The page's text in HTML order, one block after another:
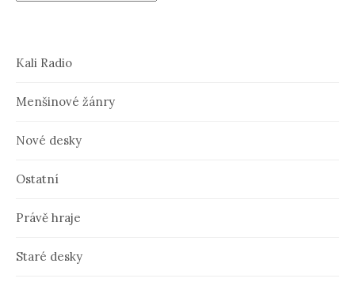
Kali Radio
Menšinové žánry
Nové desky
Ostatní
Právě hraje
Staré desky